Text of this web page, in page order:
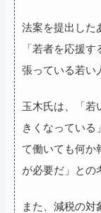
法案を提出した
「若者を応援
張っている若い
玉木氏は、「若
きくなっている
て働いても何か
が必要だ」との
また、減税の対